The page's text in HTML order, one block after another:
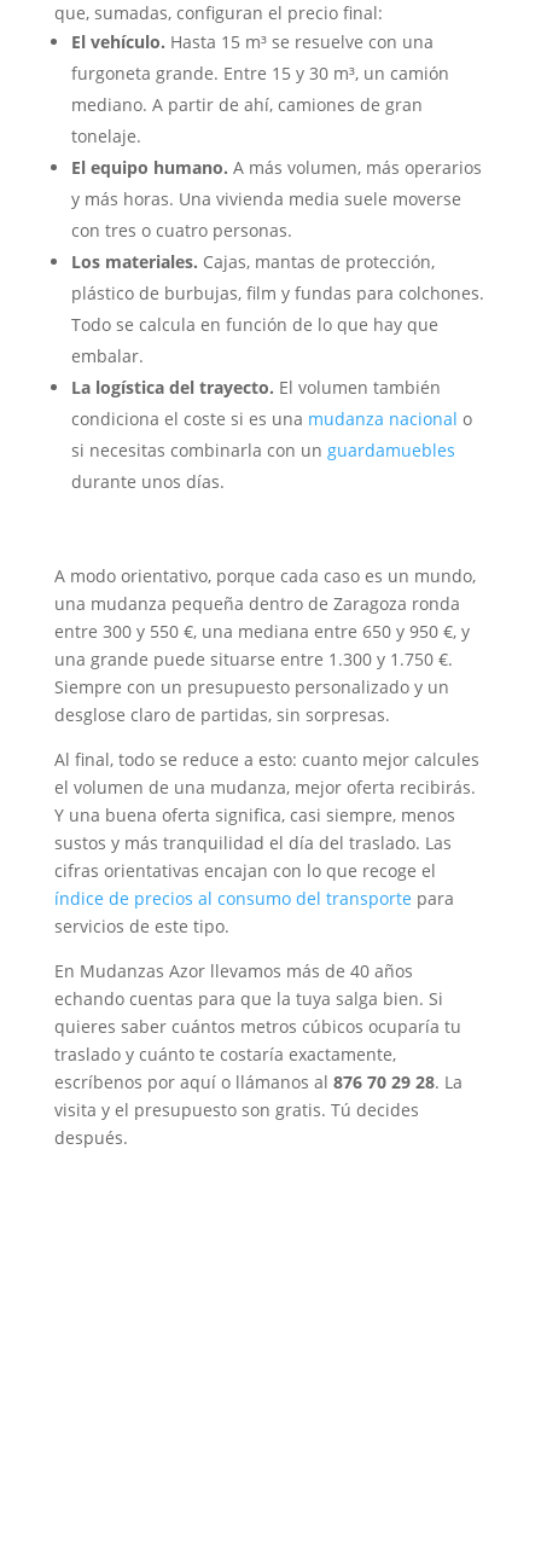
que, sumadas, configuran el precio final:
El vehículo. Hasta 15 m³ se resuelve con una
furgoneta grande. Entre 15 y 30 m³, un camión
mediano. A partir de ahí, camiones de gran
tonelaje.
El equipo humano. A más volumen, más operarios
y más horas. Una vivienda media suele moverse
con tres o cuatro personas.
Los materiales. Cajas, mantas de protección,
plástico de burbujas, film y fundas para colchones.
Todo se calcula en función de lo que hay que
embalar.
La logística del trayecto. El volumen también
condiciona el coste si es una mudanza nacional o
si necesitas combinarla con un guardamuebles
durante unos días.
A modo orientativo, porque cada caso es un mundo,
una mudanza pequeña dentro de Zaragoza ronda
entre 300 y 550 €, una mediana entre 650 y 950 €, y
una grande puede situarse entre 1.300 y 1.750 €.
Siempre con un presupuesto personalizado y un
desglose claro de partidas, sin sorpresas.
Al final, todo se reduce a esto: cuanto mejor calcules
el volumen de una mudanza, mejor oferta recibirás.
Y una buena oferta significa, casi siempre, menos
sustos y más tranquilidad el día del traslado. Las
cifras orientativas encajan con lo que recoge el
índice de precios al consumo del transporte para
servicios de este tipo.
En Mudanzas Azor llevamos más de 40 años
echando cuentas para que la tuya salga bien. Si
quieres saber cuántos metros cúbicos ocuparía tu
traslado y cuánto te costaría exactamente,
escríbenos por aquí o llámanos al 876 70 29 28. La
visita y el presupuesto son gratis. Tú decides
después.